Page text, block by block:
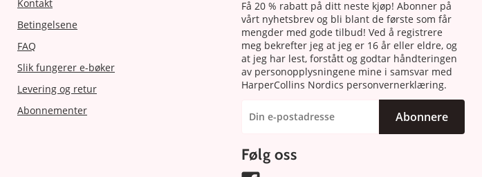
Kontakt
Betingelsene
FAQ
Slik fungerer e-bøker
Levering og retur
Abonnementer
Få 20 % rabatt på ditt neste kjøp! Abonner på
vårt nyhetsbrev og bli blant de første som får
mengder med gode tilbud! Ved å registrere
meg bekrefter jeg at jeg er 16 år eller eldre, og
at jeg har lest, forstått og godtar håndteringen
av personopplysningene mine i samsvar med
HarperCollins Nordics personvernerklæring.
Abonnere
Følg oss